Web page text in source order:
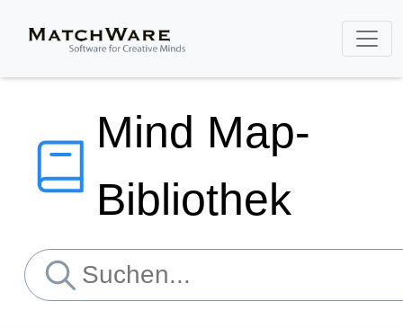
Mind Map-
Bibliothek